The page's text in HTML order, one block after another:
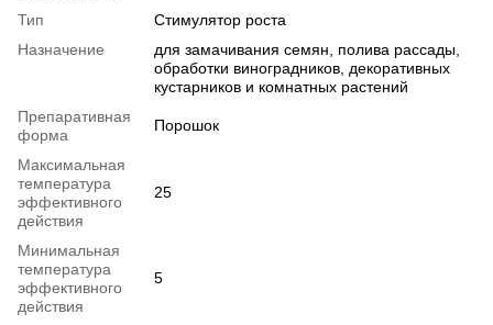
Тип
Стимулятор роста
Назначение
для замачивания семян, полива рассады,
обработки виноградников, декоративных
кустарников и комнатных растений
Препаративная
форма
Порошок
Максимальная
температура
эффективного
действия
25
Минимальная
температура
эффективного
действия
5